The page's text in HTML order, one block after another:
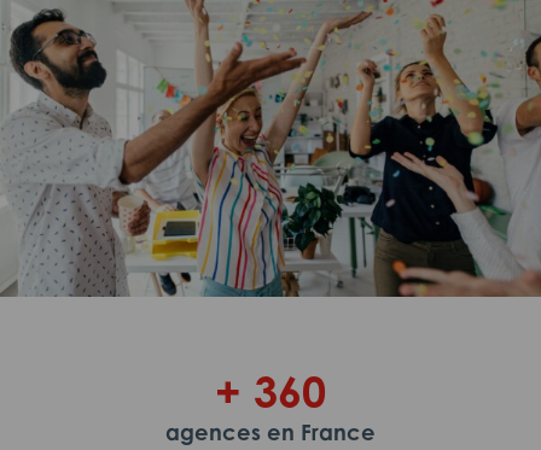
+ 360
agences en France